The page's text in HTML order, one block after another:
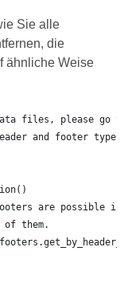
Sie alle
die
ähnliche Weise